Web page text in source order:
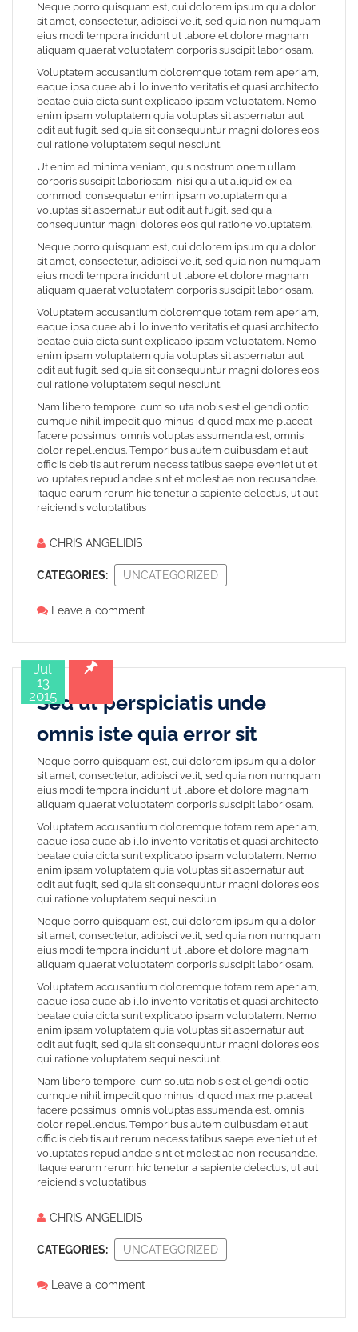
Neque porro quisquam est, qui dolorem ipsum quia dolor
sit amet, consectetur, adipisci velit, sed quia non numquam
eius modi tempora incidunt ut labore et dolore magnam
aliquam quaerat voluptatem corporis suscipit laboriosam.
Voluptatem accusantium doloremque totam rem aperiam,
eaque ipsa quae ab illo invento veritatis et quasi architecto
beatae quia dicta sunt explicabo ipsam voluptatem. Nemo
enim ipsam voluptatem quia voluptas sit aspernatur aut
odit aut fugit, sed quia sit consequuntur magni dolores eos
qui ratione voluptatem sequi nesciunt.
Ut enim ad minima veniam, quis nostrum onem ullam
corporis suscipit laboriosam, nisi quia ut aliquid ex ea
commodi consequatur enim ipsam voluptatem quia
voluptas sit aspernatur aut odit aut fugit, sed quia
consequuntur magni dolores eos qui ratione voluptatem.
Neque porro quisquam est, qui dolorem ipsum quia dolor
sit amet, consectetur, adipisci velit, sed quia non numquam
eius modi tempora incidunt ut labore et dolore magnam
aliquam quaerat voluptatem corporis suscipit laboriosam.
Voluptatem accusantium doloremque totam rem aperiam,
eaque ipsa quae ab illo invento veritatis et quasi architecto
beatae quia dicta sunt explicabo ipsam voluptatem. Nemo
enim ipsam voluptatem quia voluptas sit aspernatur aut
odit aut fugit, sed quia sit consequuntur magni dolores eos
qui ratione voluptatem sequi nesciunt.
Nam libero tempore, cum soluta nobis est eligendi optio
cumque nihil impedit quo minus id quod maxime placeat
facere possimus, omnis voluptas assumenda est, omnis
dolor repellendus. Temporibus autem quibusdam et aut
officiis debitis aut rerum necessitatibus saepe eveniet ut et
voluptates repudiandae sint et molestiae non recusandae.
Itaque earum rerum hic tenetur a sapiente delectus, ut aut
reiciendis voluptatibus
CHRIS ANGELIDIS
CATEGORIES: UNCATEGORIZED
Leave a comment
Jul
13
2015
Sed ut perspiciatis unde
omnis iste quia error sit
Neque porro quisquam est, qui dolorem ipsum quia dolor
sit amet, consectetur, adipisci velit, sed quia non numquam
eius modi tempora incidunt ut labore et dolore magnam
aliquam quaerat voluptatem corporis suscipit laboriosam.
Voluptatem accusantium doloremque totam rem aperiam,
eaque ipsa quae ab illo invento veritatis et quasi architecto
beatae quia dicta sunt explicabo ipsam voluptatem. Nemo
enim ipsam voluptatem quia voluptas sit aspernatur aut
odit aut fugit, sed quia sit consequuntur magni dolores eos
qui ratione voluptatem sequi nesciun
Neque porro quisquam est, qui dolorem ipsum quia dolor
sit amet, consectetur, adipisci velit, sed quia non numquam
eius modi tempora incidunt ut labore et dolore magnam
aliquam quaerat voluptatem corporis suscipit laboriosam.
Voluptatem accusantium doloremque totam rem aperiam,
eaque ipsa quae ab illo invento veritatis et quasi architecto
beatae quia dicta sunt explicabo ipsam voluptatem. Nemo
enim ipsam voluptatem quia voluptas sit aspernatur aut
odit aut fugit, sed quia sit consequuntur magni dolores eos
qui ratione voluptatem sequi nesciunt.
Nam libero tempore, cum soluta nobis est eligendi optio
cumque nihil impedit quo minus id quod maxime placeat
facere possimus, omnis voluptas assumenda est, omnis
dolor repellendus. Temporibus autem quibusdam et aut
officiis debitis aut rerum necessitatibus saepe eveniet ut et
voluptates repudiandae sint et molestiae non recusandae.
Itaque earum rerum hic tenetur a sapiente delectus, ut aut
reiciendis voluptatibus
CHRIS ANGELIDIS
CATEGORIES: UNCATEGORIZED
Leave a comment